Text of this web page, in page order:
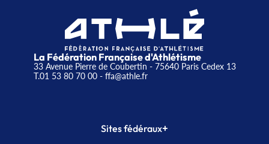
La Fédération Française d'Athlétisme
33 Avenue Pierre de Coubertin - 75640 Paris Cedex 13
T.01 53 80 70 00- ffa@athle.fr
Sites fédéraux+